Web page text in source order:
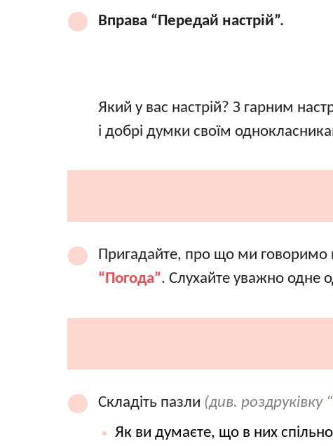
Вправа “Передай настрій”.
Який у вас настрій? З гарним
і добрі думки своїм
Пригадайте, про що ми говоримо
“Погода”. Слухайте уважно одне
Складіть пазли (див. роздруківку “
Як ви думаєте, що в них